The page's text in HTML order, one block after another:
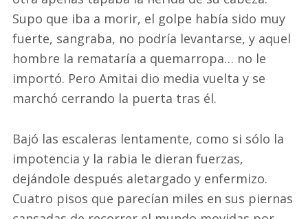
Supo que iba a morir, el golpe había sido muy
fuerte, sangraba, no podría levantarse, y aquel
hombre la remataría a quemarropa… no le
importó. Pero Amitai dio media vuelta y se
marchó cerrando la puerta tras él.
Bajó las escaleras lentamente, como si sólo la
impotencia y la rabia le dieran fuerzas,
dejándole después aletargado y enfermizo.
Cuatro pisos que parecían miles en sus piernas